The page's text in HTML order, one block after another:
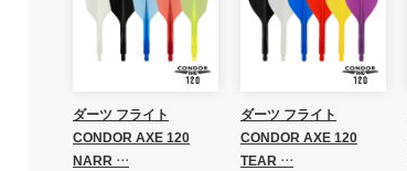
ダーツ フライト
CONDOR AXE 120
NARR …
ダーツ フライト
CONDOR AXE 120
TEAR …